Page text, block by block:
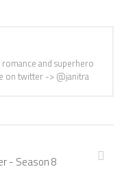
and superhero
on twitter -> @janitra
- Season 8